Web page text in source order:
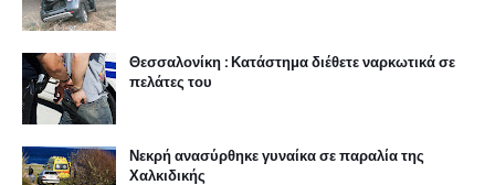
Θεσσαλονίκη : Κατάστημα διέθετε ναρκωτικά σε
πελάτες του
Νεκρή ανασύρθηκε γυναίκα σε παραλία της
Χαλκιδικής